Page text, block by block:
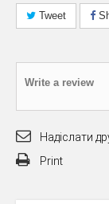
Tweet
Write a review
Надіслати
Print